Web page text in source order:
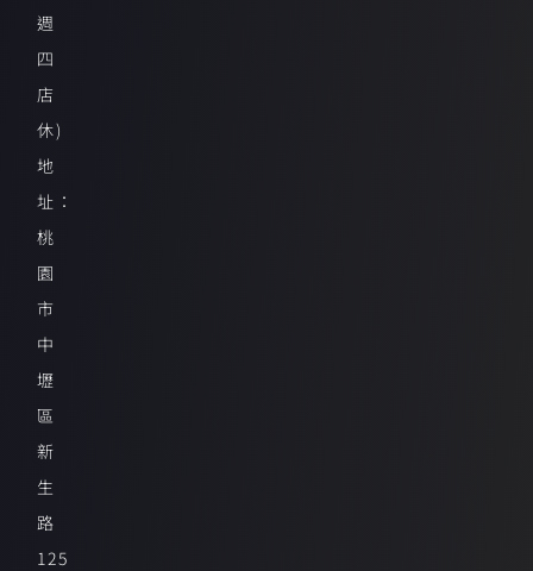
週
四
店
休)
地
址：
桃
園
市
中
壢
區
新
生
路
125